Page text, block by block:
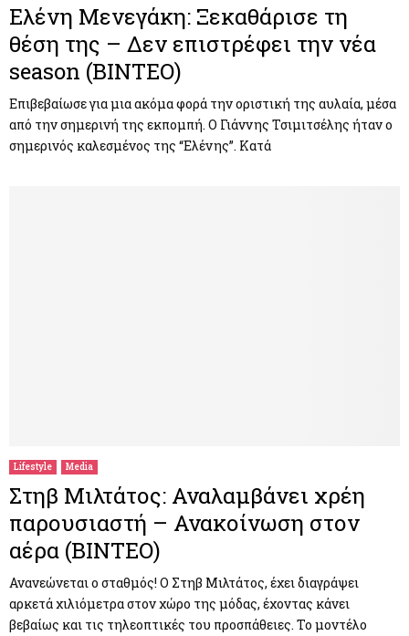
Ελένη Μενεγάκη: Ξεκαθάρισε τη
θέση της – Δεν επιστρέφει την νέα
season (ΒΙΝΤΕΟ)
Επιβεβαίωσε για μια ακόμα φορά την οριστική της αυλαία, μέσα
από την σημερινή της εκπομπή. Ο Γιάννης Τσιμιτσέλης ήταν ο
σημερινός καλεσμένος της “Ελένης”. Κατά
Lifestyle Media
Στηβ Μιλτάτος: Αναλαμβάνει χρέη
παρουσιαστή – Ανακοίνωση στον
αέρα (ΒΙΝΤΕΟ)
Ανανεώνεται ο σταθμός! Ο Στηβ Μιλτάτος, έχει διαγράψει
αρκετά χιλιόμετρα στον χώρο της μόδας, έχοντας κάνει
βεβαίως και τις τηλεοπτικές του προσπάθειες. Το μοντέλο